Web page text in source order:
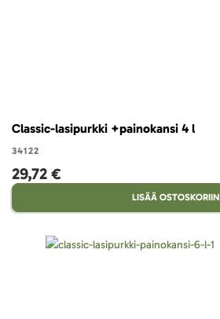
Classic-lasipurkki +painokansi 4 l
34122
29,72 €
LISÄÄ OSTOSKORIIN